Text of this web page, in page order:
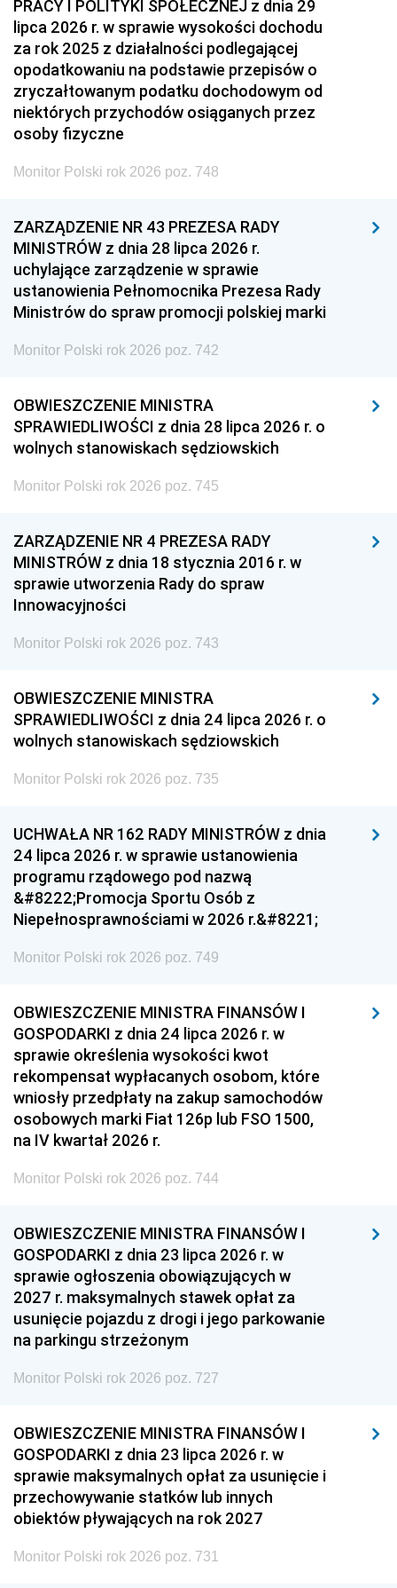
PRACY I POLITYKI SPOŁECZNEJ z dnia 29
lipca 2026 r. w sprawie wysokości dochodu
za rok 2025 z działalności podlegającej
opodatkowaniu na podstawie przepisów o
zryczałtowanym podatku dochodowym od
niektórych przychodów osiąganych przez
osoby fizyczne
Monitor Polski rok 2026 poz. 748
ZARZĄDZENIE NR 43 PREZESA RADY
MINISTRÓW z dnia 28 lipca 2026 r.
uchylające zarządzenie w sprawie
ustanowienia Pełnomocnika Prezesa Rady
Ministrów do spraw promocji polskiej marki
Monitor Polski rok 2026 poz. 742
OBWIESZCZENIE MINISTRA
SPRAWIEDLIWOŚCI z dnia 28 lipca 2026 r. o
wolnych stanowiskach sędziowskich
Monitor Polski rok 2026 poz. 745
ZARZĄDZENIE NR 4 PREZESA RADY
MINISTRÓW z dnia 18 stycznia 2016 r. w
sprawie utworzenia Rady do spraw
Innowacyjności
Monitor Polski rok 2026 poz. 743
OBWIESZCZENIE MINISTRA
SPRAWIEDLIWOŚCI z dnia 24 lipca 2026 r. o
wolnych stanowiskach sędziowskich
Monitor Polski rok 2026 poz. 735
UCHWAŁA NR 162 RADY MINISTRÓW z dnia
24 lipca 2026 r. w sprawie ustanowienia
programu rządowego pod nazwą
&#8222;Promocja Sportu Osób z
Niepełnosprawnościami w 2026 r.&#8221;
Monitor Polski rok 2026 poz. 749
OBWIESZCZENIE MINISTRA FINANSÓW I
GOSPODARKI z dnia 24 lipca 2026 r. w
sprawie określenia wysokości kwot
rekompensat wypłacanych osobom, które
wniosły przedpłaty na zakup samochodów
osobowych marki Fiat 126p lub FSO 1500,
na IV kwartał 2026 r.
Monitor Polski rok 2026 poz. 744
OBWIESZCZENIE MINISTRA FINANSÓW I
GOSPODARKI z dnia 23 lipca 2026 r. w
sprawie ogłoszenia obowiązujących w
2027 r. maksymalnych stawek opłat za
usunięcie pojazdu z drogi i jego parkowanie
na parkingu strzeżonym
Monitor Polski rok 2026 poz. 727
OBWIESZCZENIE MINISTRA FINANSÓW I
GOSPODARKI z dnia 23 lipca 2026 r. w
sprawie maksymalnych opłat za usunięcie i
przechowywanie statków lub innych
obiektów pływających na rok 2027
Monitor Polski rok 2026 poz. 731